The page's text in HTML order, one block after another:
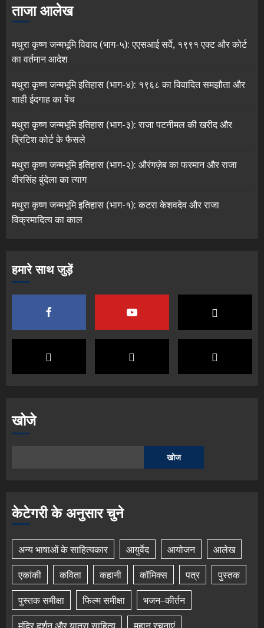
ताजा आलेख
मथुरा कृष्ण जन्मभूमि विवाद (भाग-५): एएसआई सर्वे, १९९१ एक्ट और कोर्ट
का वर्तमान आदेश
मथुरा कृष्ण जन्मभूमि इतिहास (भाग-४): १९६८ का विवादित समझौता और
शाही ईदगाह का पेंच
मथुरा कृष्ण जन्मभूमि इतिहास (भाग-३): राजा पटनीमल की खरीद और
ब्रिटिश कोर्ट के फैसले
मथुरा कृष्ण जन्मभूमि इतिहास (भाग-२): औरंगज़ेब का फरमान और राजा
वीरसिंह बुंदेला का त्याग
मथुरा कृष्ण जन्मभूमि इतिहास (भाग-१): कटरा केशवदेव और राजा
विक्रमादित्य का काल
हमारे साथ जुड़ें
खोजे
खोज
केटेगरी के अनुसार चुने
अन्य भाषाओं के साहित्यकार आयुर्वेद आयोजन
आलेख
एकांकी
कविता कहानी कॉमिक्स पत्र
पुस्तक
पुस्तक समीक्षा
फिल्म समीक्षा
भजन–कीर्तन
मंदिर दर्शन और यात्रा साहित्य
महान रचनाएं